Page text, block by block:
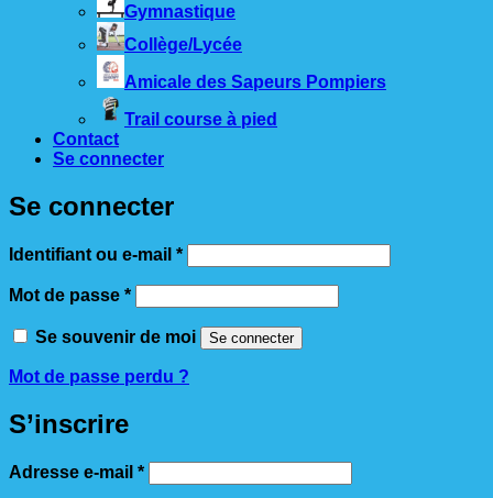
Gymnastique
Collège/Lycée
Amicale des Sapeurs Pompiers
Trail course à pied
Contact
Se connecter
Se connecter
Identifiant ou e-mail *Obligatoire
Mot de passe *Obligatoire
Se souvenir de moi Se connecter
Mot de passe perdu ?
S’inscrire
Adresse e-mail *Obligatoire